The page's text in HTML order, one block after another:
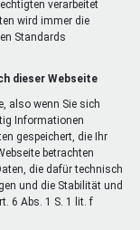
verarbeitet
wird immer die
Standards
dieser Webseite
also wenn Sie sich
Informationen
gespeichert, die Ihr
betrachten
die dafür technisch
und die Stabilität und
6 Abs. 1 S. 1 lit. f